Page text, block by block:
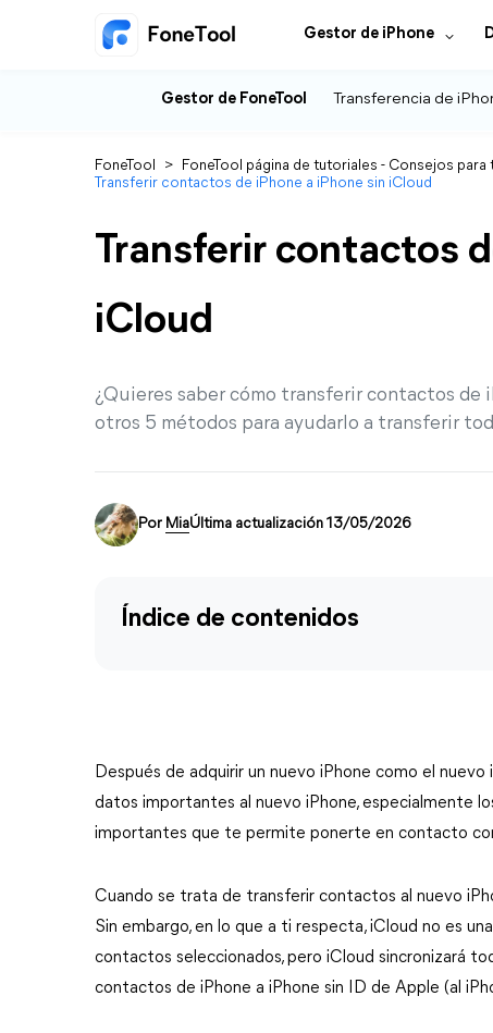
Gestor de iPhone
Gestor de FoneTool Transferencia de
FoneTool > FoneTool página de tutoriales - Consejos
Transferir contactos de iPhone a iPhone sin iCloud
Transferir contactos
iCloud
¿Quieres saber cómo transferir contactos de
otros 5 métodos para ayudarlo a transferir
Por MiaÚltima actualización 13/05/2026
Índice de contenidos
Después de adquirir un nuevo iPhone como el
datos importantes al nuevo iPhone, especialmente
importantes que te permite ponerte en contacto
Cuando se trata de transferir contactos al nuevo
Sin embargo, en lo que a ti respecta, iCloud no es
contactos seleccionados, pero iCloud sincronizará
contactos de iPhone a iPhone sin ID de Apple (al